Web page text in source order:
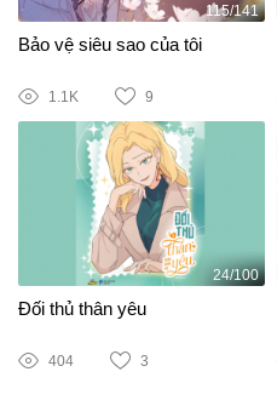
115/141
Bảo vệ siêu sao của tôi
1.1K 9
24/100
Đối thủ thân yêu
404 3